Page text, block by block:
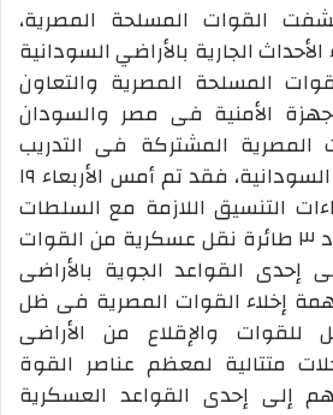
القوات المسلحة المصرية،
الجارية بالأراضي السودانية
المسلحة المصرية والتعاون
الأمنية فى مصر والسودان
المصرية المشتركة فى التدريب
المشترك مع القوات السودانية، فقد تم أمس الأربعاء ١٩
التنسيق اللازمة مع السلطات
السودانية لهبوط عدد ٣ طائرة نقل عسكرية من القوات
إحدى القواعد الجوية بالأراضى
إخلاء القوات المصرية فى ظل
للقوات والإقلاع من الأراضى
عبر ٣ رحلات متتالية لمعظم عناصر القوة
إلى إحدى القواعد العسكرية